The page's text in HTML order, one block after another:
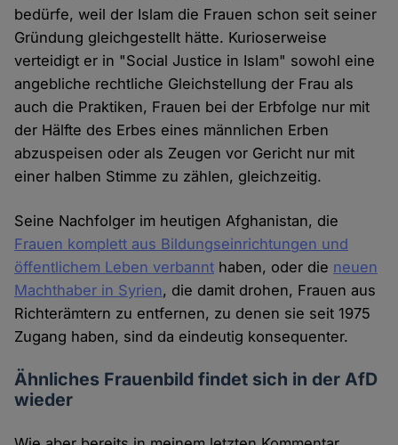
bedürfe, weil der Islam die Frauen schon seit seiner
Gründung gleichgestellt hätte. Kurioserweise
verteidigt er in "Social Justice in Islam" sowohl eine
angebliche rechtliche Gleichstellung der Frau als
auch die Praktiken, Frauen bei der Erbfolge nur mit
der Hälfte des Erbes eines männlichen Erben
abzuspeisen oder als Zeugen vor Gericht nur mit
einer halben Stimme zu zählen, gleichzeitig.
Seine Nachfolger im heutigen Afghanistan, die
Frauen komplett aus Bildungseinrichtungen und
öffentlichem Leben verbannt haben, oder die neuen
Machthaber in Syrien, die damit drohen, Frauen aus
Richterämtern zu entfernen, zu denen sie seit 1975
Zugang haben, sind da eindeutig konsequenter.
Ähnliches Frauenbild findet sich in der AfD
wieder